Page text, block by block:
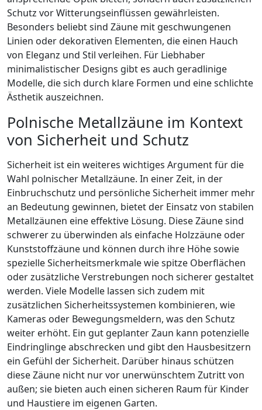
Schutz vor Witterungseinflüssen gewährleisten.
Besonders beliebt sind Zäune mit geschwungenen
Linien oder dekorativen Elementen, die einen Hauch
von Eleganz und Stil verleihen. Für Liebhaber
minimalistischer Designs gibt es auch geradlinige
Modelle, die sich durch klare Formen und eine schlichte
Ästhetik auszeichnen.
Polnische Metallzäune im Kontext
von Sicherheit und Schutz
Sicherheit ist ein weiteres wichtiges Argument für die
Wahl polnischer Metallzäune. In einer Zeit, in der
Einbruchschutz und persönliche Sicherheit immer mehr
an Bedeutung gewinnen, bietet der Einsatz von stabilen
Metallzäunen eine effektive Lösung. Diese Zäune sind
schwerer zu überwinden als einfache Holzzäune oder
Kunststoffzäune und können durch ihre Höhe sowie
spezielle Sicherheitsmerkmale wie spitze Oberflächen
oder zusätzliche Verstrebungen noch sicherer gestaltet
werden. Viele Modelle lassen sich zudem mit
zusätzlichen Sicherheitssystemen kombinieren, wie
Kameras oder Bewegungsmeldern, was den Schutz
weiter erhöht. Ein gut geplanter Zaun kann potenzielle
Eindringlinge abschrecken und gibt den Hausbesitzern
ein Gefühl der Sicherheit. Darüber hinaus schützen
diese Zäune nicht nur vor unerwünschtem Zutritt von
außen; sie bieten auch einen sicheren Raum für Kinder
und Haustiere im eigenen Garten.